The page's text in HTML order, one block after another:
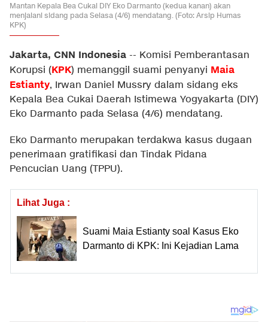
Mantan Kepala Bea Cukai DIY Eko Darmanto (kedua kanan) akan
menjalani sidang pada Selasa (4/6) mendatang. (Foto: Arsip Humas
KPK)
Jakarta, CNN Indonesia -- Komisi Pemberantasan
Korupsi (KPK) memanggil suami penyanyi Maia
Estianty, Irwan Daniel Mussry dalam sidang eks
Kepala Bea Cukai Daerah Istimewa Yogyakarta (DIY)
Eko Darmanto pada Selasa (4/6) mendatang.
Eko Darmanto merupakan terdakwa kasus dugaan
penerimaan gratifikasi dan Tindak Pidana
Pencucian Uang (TPPU).
Lihat Juga :
Suami Maia Estianty soal Kasus Eko
Darmanto di KPK: Ini Kejadian Lama